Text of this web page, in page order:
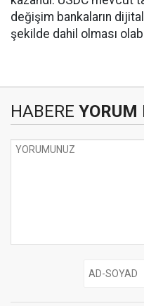
değişim bankaların
şekilde dahil olması
HABERE YORUM